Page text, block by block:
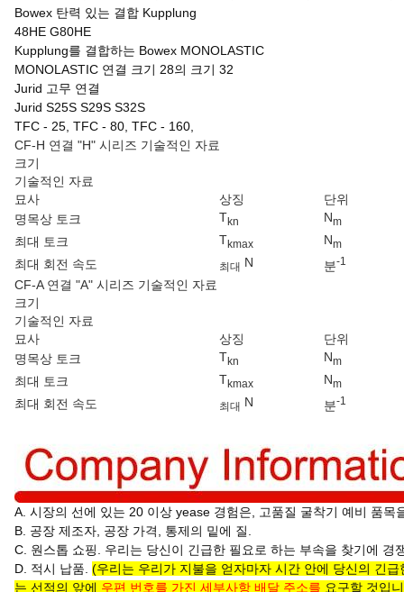
Bowex 탄력 있는 결합 Kupplung
48HE G80HE
Kupplung를 결합하는 Bowex MONOLASTIC
MONOLASTIC 연결 크기 28의 크기 32
Jurid 고무 연결
Jurid S25S S29S S32S
TFC - 25, TFC - 80, TFC - 160,
CF-H 연결 "H" 시리즈 기술적인 자료
크기
기술적인 자료
묘사
상징
단위
명목상 토크
Tkn Nm
최대 토크 Tkmax Nm
최대 회전 속도 최대 N 분-1
CF-A 연결 "A" 시리즈 기술적인 자료
크기
기술적인 자료
묘사
상징
단위
명목상 토크
Tkn Nm
최대 토크 Tkmax Nm
최대 회전 속도 최대 N 분-1
A. 시장의 선에 있는 20 이상 yease 경험은, 고품질 굴착기 예비 품목
B. 공장 제조자, 공장 가격, 통제의 밑에 질.
C. 원스톱 쇼핑. 우리는 당신이 긴급한 필요로 하는 부속을 찾기에
D. 적시 납품. (우리는 우리가 지불을 얻자마자 시간 안에 당신의 긴
는 선적의 앞에 우편 번호를 가진 세부사항 배달 주소를 요구할 것입